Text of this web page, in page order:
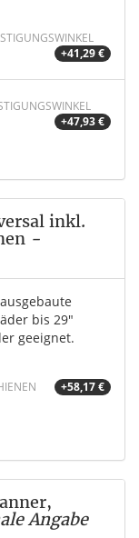
+41,29 €
+47,93 €
inkl.
-
bis 29"
geeignet.
+58,17 €
Angabe